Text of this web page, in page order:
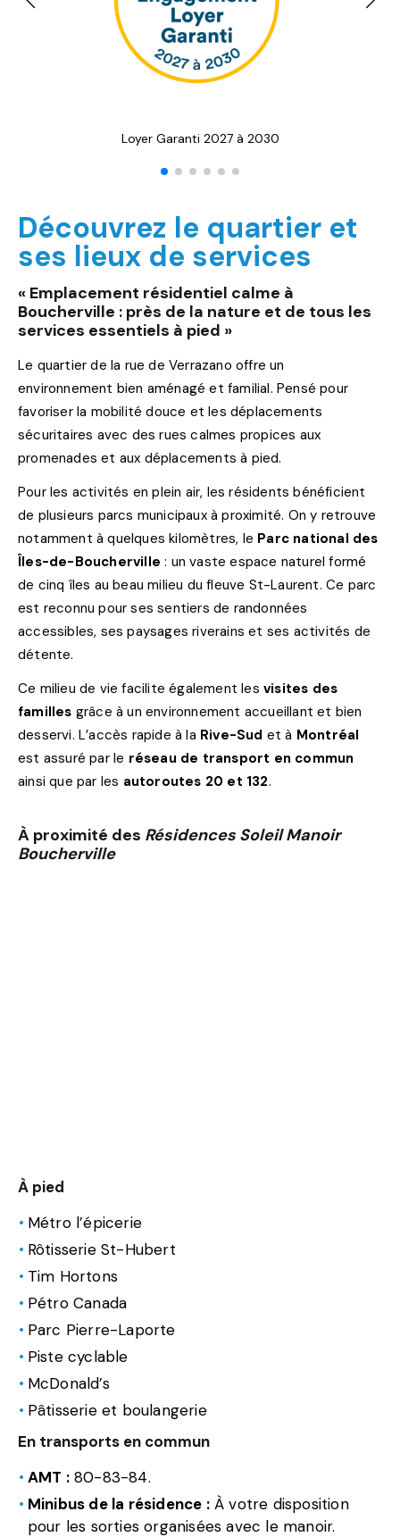
Loyer Garanti 2027 à 2030
Découvrez le quartier et
ses lieux de services
« Emplacement résidentiel calme à
Boucherville : près de la nature et de tous les
services essentiels à pied »
Le quartier de la rue de Verrazano offre un
environnement bien aménagé et familial. Pensé pour
favoriser la mobilité douce et les déplacements
sécuritaires avec des rues calmes propices aux
promenades et aux déplacements à pied.
Pour les activités en plein air, les résidents bénéficient
de plusieurs parcs municipaux à proximité. On y retrouve
notamment à quelques kilomètres, le Parc national des
Îles-de-Boucherville : un vaste espace naturel formé
de cinq îles au beau milieu du fleuve St-Laurent. Ce parc
est reconnu pour ses sentiers de randonnées
accessibles, ses paysages riverains et ses activités de
détente.
Ce milieu de vie facilite également les visites des
familles grâce à un environnement accueillant et bien
desservi. L’accès rapide à la Rive-Sud et à Montréal
est assuré par le réseau de transport en commun
ainsi que par les autoroutes 20 et 132.
À proximité des Résidences Soleil Manoir
Boucherville
À pied
Métro l’épicerie
Rôtisserie St-Hubert
Tim Hortons
Pétro Canada
Parc Pierre-Laporte
Piste cyclable
McDonald’s
Pâtisserie et boulangerie
En transports en commun
AMT :80-83-84.
Minibus de la résidence :À votre disposition
pour les sorties organisées avec le manoir.